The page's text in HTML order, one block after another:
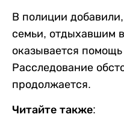
В полиции
семьи, отдыхавшим
оказывается
Расследование
продолжается.
Читайте также: